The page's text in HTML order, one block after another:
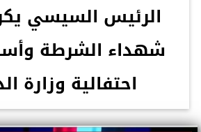
الرئيس السيسي
شهداء الشرطة
احتفالية وزارة